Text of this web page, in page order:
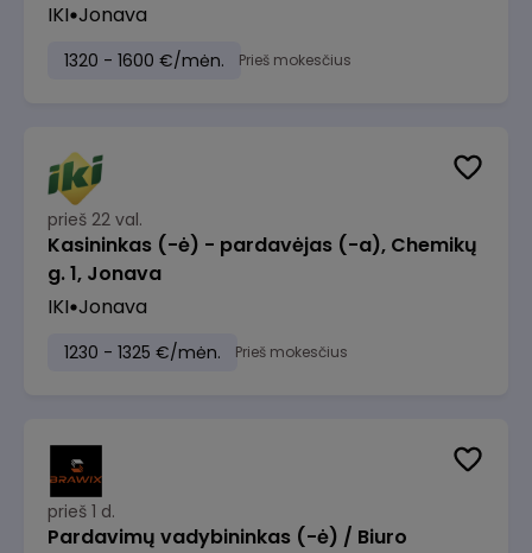
IKI Jonava
1320 - 1600 €/mėn. Prieš mokesčius
prieš 22 val.
Kasininkas (-ė) - pardavėjas (-a), Chemikų
g. 1, Jonava
IKI Jonava
1230 - 1325 €/mėn. Prieš mokesčius
prieš 1 d.
Pardavimų vadybininkas (-ė) / Biuro